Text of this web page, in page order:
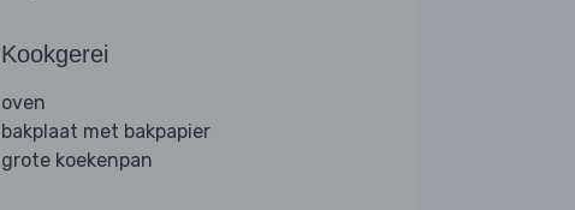
Kookgerei
oven
bakplaat met bakpapier
grote koekenpan